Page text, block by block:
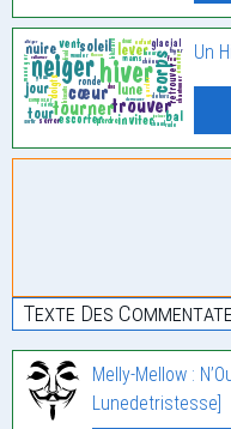
Un
Texte Des
Melly-Mellow :
Lunedetristesse]